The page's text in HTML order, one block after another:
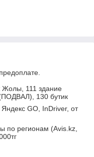
111 здание
130 бутик
GO, InDriver, от
по регионам (Avis.kz,